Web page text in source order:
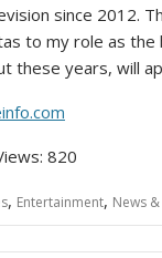
since 2012.
to my role as
these years, will
820
, Entertainment, News